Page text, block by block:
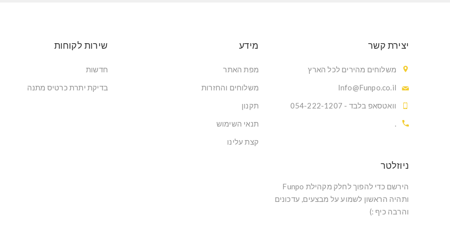
יצירת קשר
משלוחים מהירים לכל הארץ
Info@Funpo.co.il
וואטסאפ בלבד - 054-222-1207
.
מידע
מפת האתר
משלוחים והחזרות
תקנון
תנאי השימוש
קצת עלינו
שירות לקוחות
חדשות
בדיקת יתרת כרטיס מתנה
ניוזלטר
הירשם כדי להפוך לחלק מקהילת Funpo
ותהיה הראשון לשמוע על מבצעים, עדכונים
והרבה כיף :)